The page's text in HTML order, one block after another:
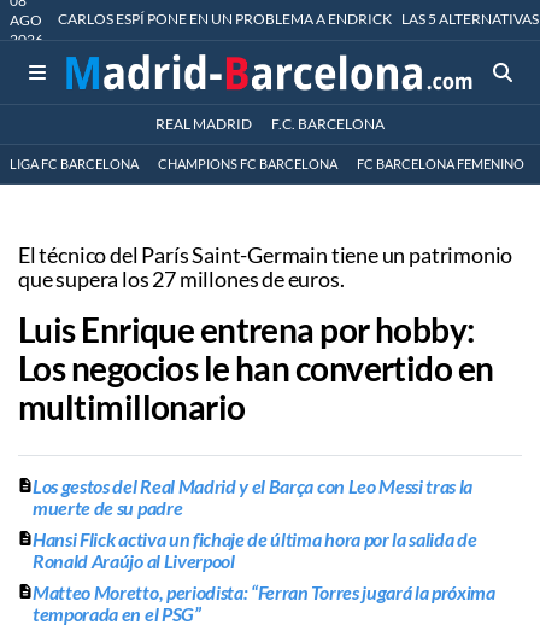
AGO
2026
CARLOS ESPÍ PONE EN UN PROBLEMA A ENDRICK LAS 5
REAL MADRID F.C. BARCELONA
LIGA FC BARCELONA CHAMPIONS FC BARCELONA FC BARCELONA FEMENINO
El técnico del París Saint-Germain tiene un patrimonio
que supera los 27 millones de euros.
Luis Enrique entrena por hobby:
Los negocios le han convertido en
multimillonario
Los gestos del Real Madrid y el Barça con Leo Messi tras la
muerte de su padre
Hansi Flick activa un fichaje de última hora por la salida de
Ronald Araújo al Liverpool
Matteo Moretto, periodista: “Ferran Torres jugará la próxima
temporada en el PSG”